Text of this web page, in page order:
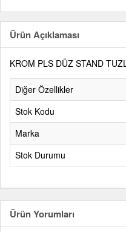
Ürün Açıklaması
KROM PLS DÜZ STAND
Diğer Özellikler
Stok Kodu
Marka
Stok Durumu
Ürün Yorumları